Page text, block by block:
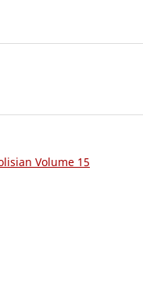
Volume 15